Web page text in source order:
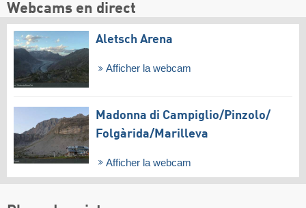
Webcams en direct
Aletsch Arena
Afficher la webcam
Madonna di Campiglio/​Pinzolo/​
Folgàrida/​Marilleva
Afficher la webcam